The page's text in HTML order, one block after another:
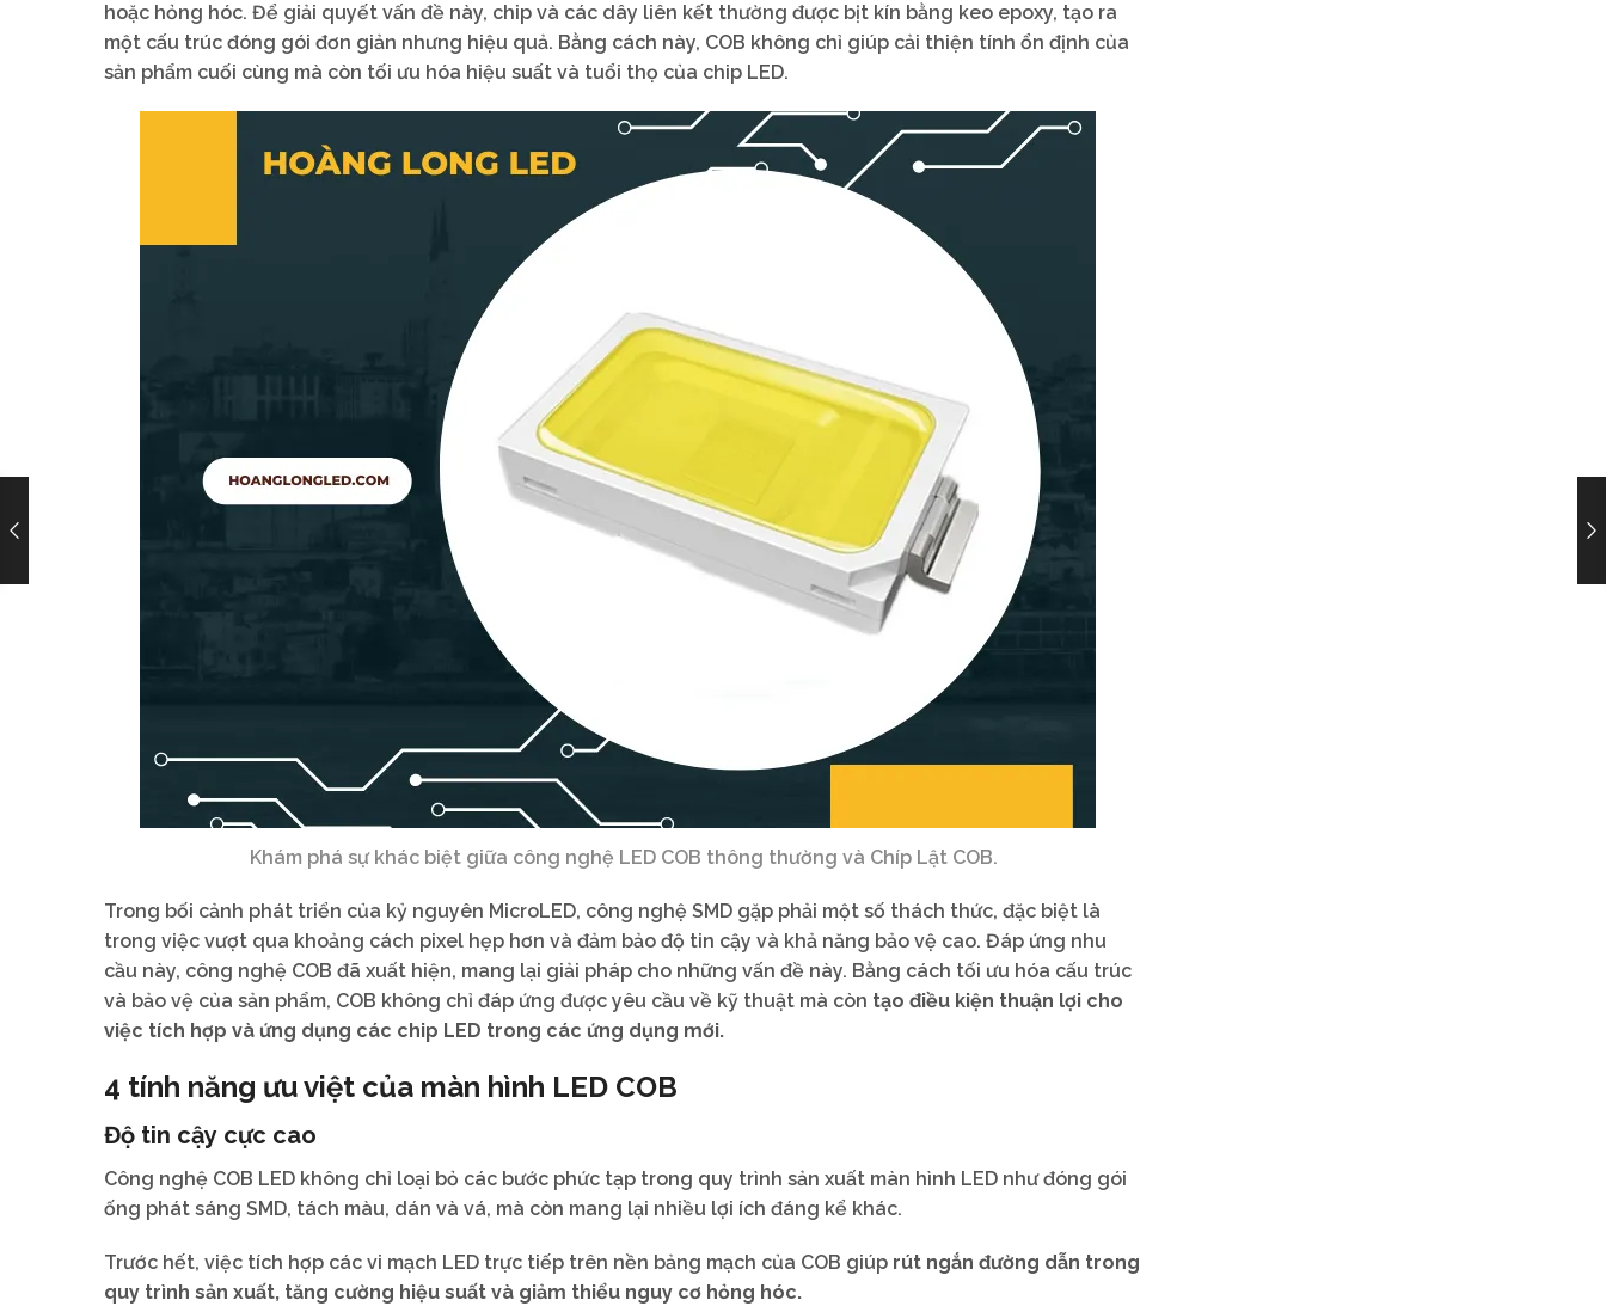
hoặc hỏng hóc. Để giải quyết vấn đề này, chip và các dây liên kết thường được bịt kín bằng keo epoxy, tạo ra
một cấu trúc đóng gói đơn giản nhưng hiệu quả. Bằng cách này, COB không chỉ giúp cải thiện tính ổn định của
sản phẩm cuối cùng mà còn tối ưu hóa hiệu suất và tuổi thọ của chip LED.
Khám phá sự khác biệt giữa công nghệ LED COB thông thường và Chíp Lật COB.
Trong bối cảnh phát triển của kỷ nguyên MicroLED, công nghệ SMD gặp phải một số thách thức, đặc biệt là
trong việc vượt qua khoảng cách pixel hẹp hơn và đảm bảo độ tin cậy và khả năng bảo vệ cao. Đáp ứng nhu
cầu này, công nghệ COB đã xuất hiện, mang lại giải pháp cho những vấn đề này. Bằng cách tối ưu hóa cấu trúc
và bảo vệ của sản phẩm, COB không chỉ đáp ứng được yêu cầu về kỹ thuật mà còn tạo điều kiện thuận lợi cho
việc tích hợp và ứng dụng các chip LED trong các ứng dụng mới.
4 tính năng ưu việt của màn hình LED COB
Độ tin cậy cực cao
Công nghệ COB LED không chỉ loại bỏ các bước phức tạp trong quy trình sản xuất màn hình LED như đóng gói
ống phát sáng SMD, tách màu, dán và vá, mà còn mang lại nhiều lợi ích đáng kể khác.
Trước hết, việc tích hợp các vi mạch LED trực tiếp trên nền bảng mạch của COB giúp rút ngắn đường dẫn trong
quy trình sản xuất, tăng cường hiệu suất và giảm thiểu nguy cơ hỏng hóc.